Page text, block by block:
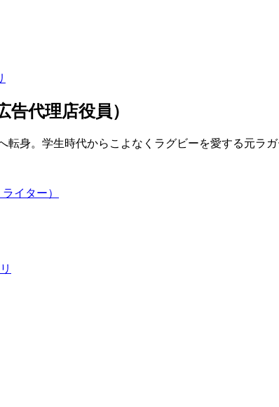
告代理店役員）
転身。学生時代からこよなくラグビーを愛する元ラ
イター）